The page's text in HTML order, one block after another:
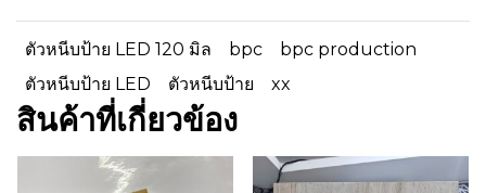
ตัวหนีบป้าย LED 120 มิล bpc
bpc production
ตัวหนีบป้าย LED
ตัวหนีบป้าย xx
สินค้าที่เกี่ยวข้อง